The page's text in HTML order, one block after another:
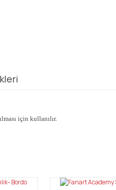
için kullanılır.
iletebilirsiniz.